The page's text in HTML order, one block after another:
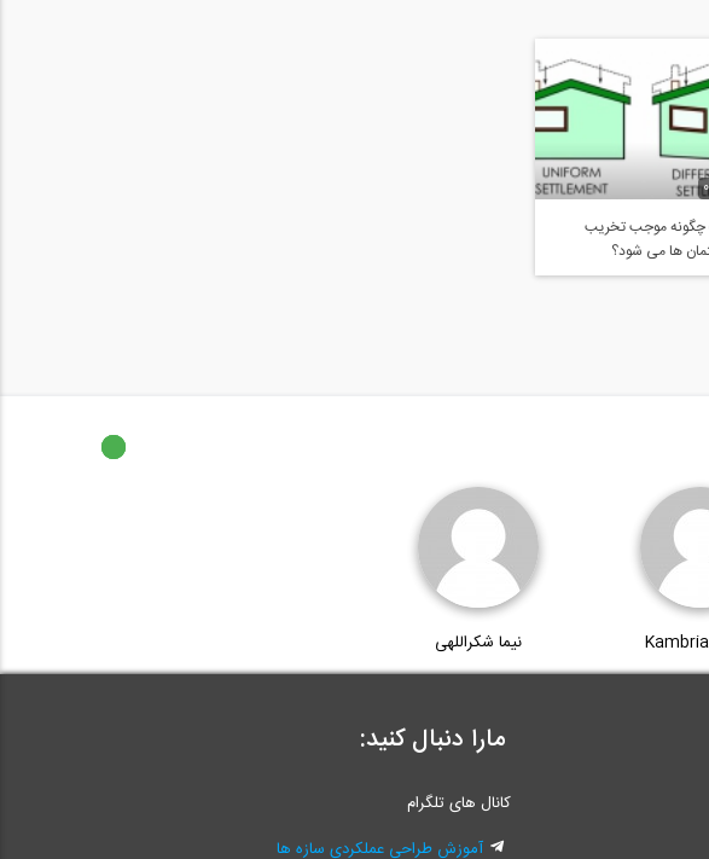
موجب تخریب
ها می شود؟
نیما شکراللهی
مارا دنبال کنید:
کانال های تلگرام
آموزش طراحی عملکردی سازه ها